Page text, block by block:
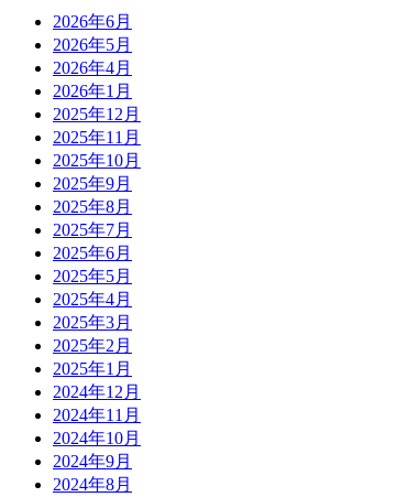
2026年6月
2026年5月
2026年4月
2026年1月
2025年12月
2025年11月
2025年10月
2025年9月
2025年8月
2025年7月
2025年6月
2025年5月
2025年4月
2025年3月
2025年2月
2025年1月
2024年12月
2024年11月
2024年10月
2024年9月
2024年8月